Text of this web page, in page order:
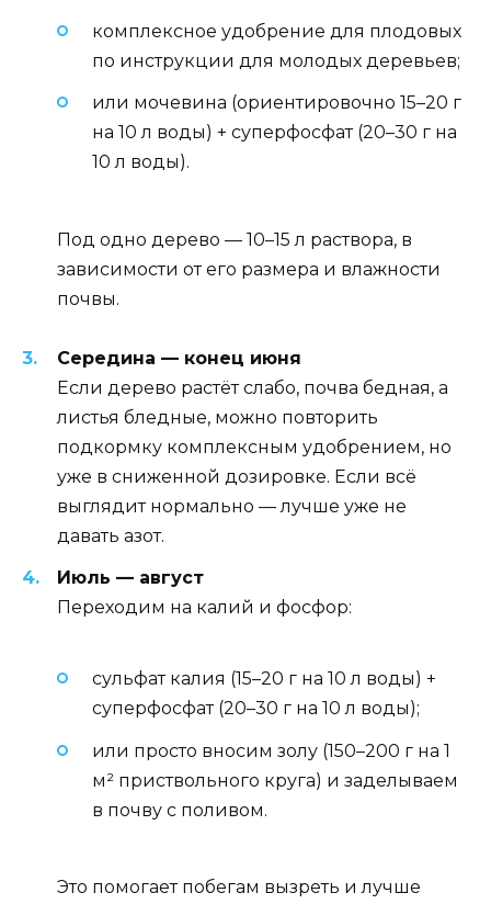
комплексное удобрение для плодовых
по инструкции для молодых деревьев;
или мочевина (ориентировочно 15–20 г
на 10 л воды) + суперфосфат (20–30 г на
10 л воды).
Под одно дерево — 10–15 л раствора, в
зависимости от его размера и влажности
почвы.
Середина — конец июня
Если дерево растёт слабо, почва бедная, а
листья бледные, можно повторить
подкормку комплексным удобрением, но
уже в сниженной дозировке. Если всё
выглядит нормально — лучше уже не
давать азот.
Июль — август
Переходим на калий и фосфор:
сульфат калия (15–20 г на 10 л воды) +
суперфосфат (20–30 г на 10 л воды);
или просто вносим золу (150–200 г на 1
м² приствольного круга) и заделываем
в почву с поливом.
Это помогает побегам вызреть и лучше